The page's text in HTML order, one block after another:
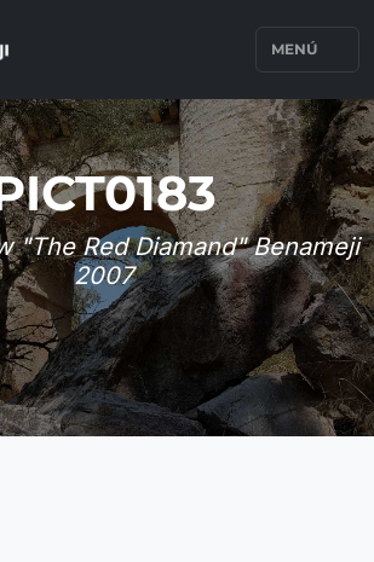
MENÚ
"The Red Diamand" Benameji
2007